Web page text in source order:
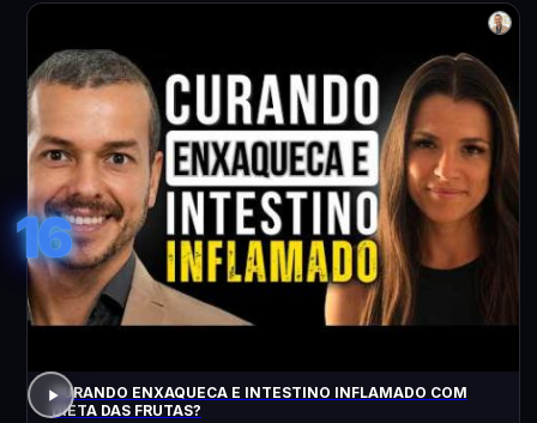
16
CURANDO ENXAQUECA E INTESTINO INFLAMADO COM
DIETA DAS FRUTAS?